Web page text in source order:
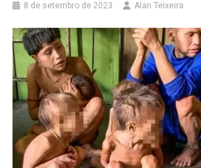
8 de setembro de 2023 Alan Teixeira